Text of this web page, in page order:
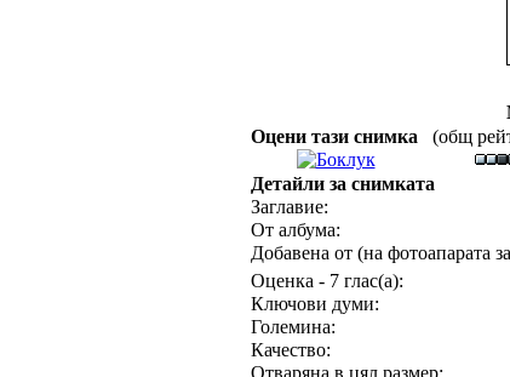
Оцени тази снимка
(общ
Детайли за снимката
Заглавие:
От албума:
Добавена от (на фотоапарата
Оценка - 7 глас(а):
Ключови думи:
Големина:
Качество:
Отваряна в цял размер: